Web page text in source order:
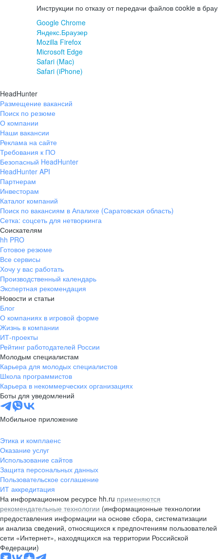
Инструкции по отказу от передачи файлов cookie в
Google Chrome
Яндекс.Браузер
Mozilla Firefox
Microsoft Edge
Safari (Mac)
Safari (iPhone)
HeadHunter
Размещение вакансий
Поиск по резюме
О компании
Наши вакансии
Реклама на сайте
Требования к ПО
Безопасный HeadHunter
HeadHunter API
Партнерам
Инвесторам
Каталог компаний
Поиск по вакансиям в Апалихе (Саратовская область)
Сетка: соцсеть для нетворкинга
Соискателям
hh PRO
Готовое резюме
Все сервисы
Хочу у вас работать
Производственный календарь
Экспертная рекомендация
Новости и статьи
Блог
О компаниях в игровой форме
Жизнь в компании
ИТ-проекты
Рейтинг работодателей России
Молодым специалистам
Карьера для молодых специалистов
Школа программистов
Карьера в некоммерческих организациях
Боты для уведомлений
Мобильное приложение
Этика и комплаенс
Оказание услуг
Использование сайтов
Защита персональных данных
Пользовательское соглашение
ИТ аккредитация
На информационном ресурсе hh.ru применяются
рекомендательные технологии (информационные технологии
предоставления информации на основе сбора, систематизации
и анализа сведений, относящихся к предпочтениям пользователей
сети «Интернет», находящихся на территории Российской
Федерации)